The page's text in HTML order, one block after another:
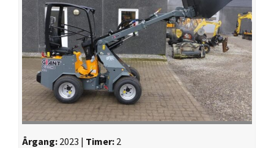
Årgang: 2023 | Timer: 2